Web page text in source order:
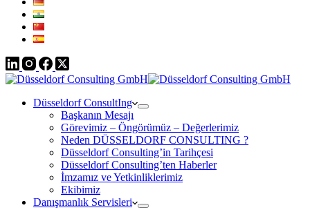
Düsseldorf ConsultIng
Başkanın Mesajı
Görevimiz – Öngörümüz – Değerlerimiz
Neden DÜSSELDORF CONSULTING ?
Düsseldorf Consulting’in Tarihçesi
Düsseldorf Consulting’ten Haberler
İmzamız ve Yetkinliklerimiz
Ekibimiz
Danışmanlık Servisleri